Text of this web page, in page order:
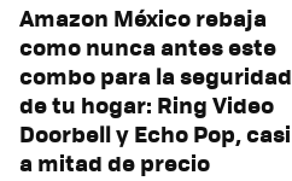
Amazon México rebaja
como nunca antes este
combo para la seguridad
de tu hogar: Ring Video
Doorbell y Echo Pop, casi
a mitad de precio